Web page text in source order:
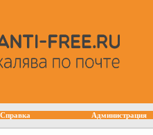
Справка Администрация